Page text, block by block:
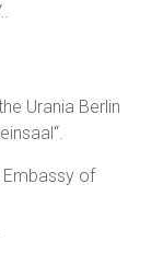
Urania Berlin
Embassy of